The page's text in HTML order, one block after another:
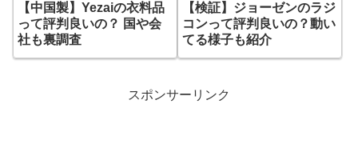
【中国製】Yezaiの衣料品
って評判良いの？ 国や会
社も裏調査
【検証】ジョーゼンのラジ
コンって評判良いの？動い
てる様子も紹介
スポンサーリンク